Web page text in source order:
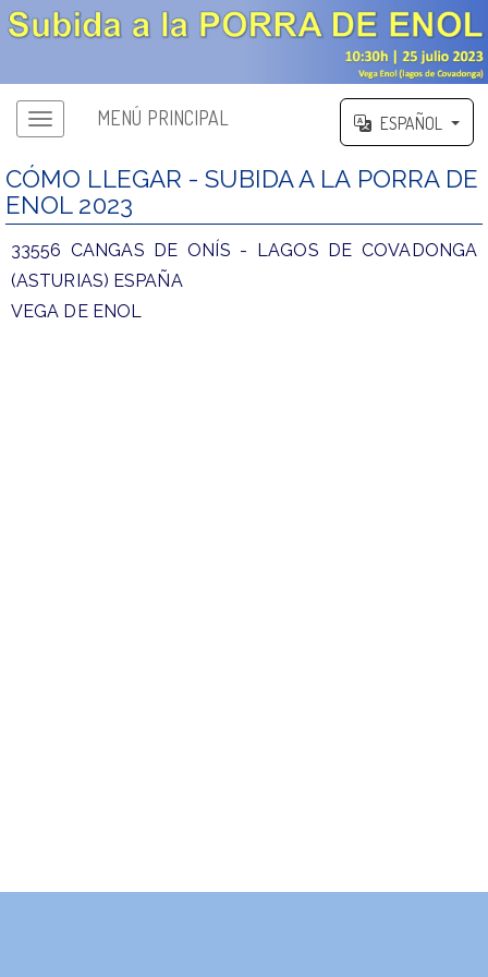
MENÚ PRINCIPAL ESPAÑOL
CÓMO LLEGAR - SUBIDA A LA PORRA DE
ENOL 2023
33556 CANGAS DE ONÍS - LAGOS DE COVADONGA
(ASTURIAS) ESPAÑA
VEGA DE ENOL